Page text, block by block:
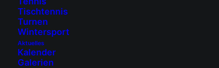
Tischtennis
Turnen
Wintersport
Aktuelles
Kalender
Galerien
VERANSTALTUNG